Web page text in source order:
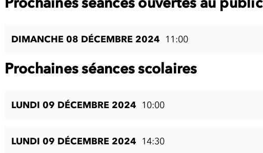
DIMANCHE 08 DÉCEMBRE 2024 11:00
Prochaines séances scolaires
LUNDI 09 DÉCEMBRE 2024 10:00
LUNDI 09 DÉCEMBRE 2024 14:30